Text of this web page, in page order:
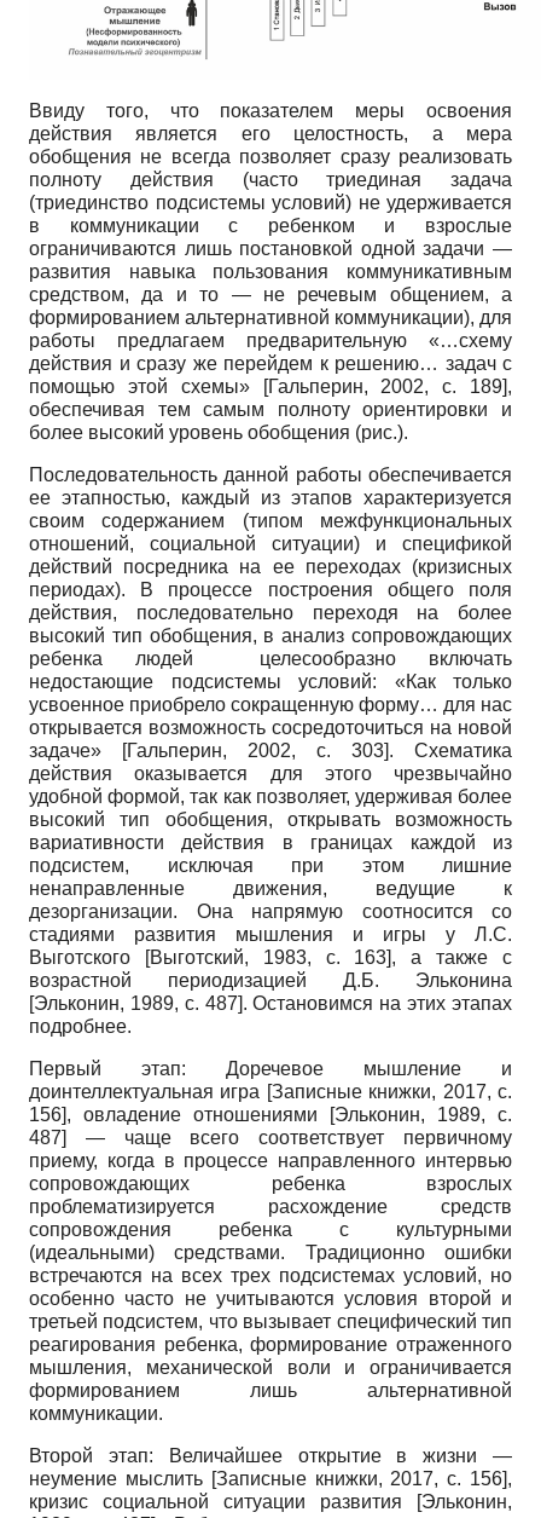
Ввиду того, что показателем меры освоения
действия является его целостность, а мера
обобщения не всегда позволяет сразу реализовать
полноту действия (часто триединая задача
(триединство подсистемы условий) не удерживается
в коммуникации с ребенком и взрослые
ограничиваются лишь постановкой одной задачи —
развития навыка пользования коммуникативным
средством, да и то — не речевым общением, а
формированием альтернативной коммуникации), для
работы предлагаем предварительную «…схему
действия и сразу же перейдем к решению… задач с
помощью этой схемы»
[Гальперин, 2002, с. 189],
обеспечивая тем самым полноту ориентировки и
более высокий уровень обобщения (рис.).
Последовательность данной работы обеспечивается
ее этапностью, каждый из этапов характеризуется
своим содержанием (типом межфункциональных
отношений, социальной ситуации) и спецификой
действий посредника на ее переходах (кризисных
периодах). В процессе построения общего поля
действия, последовательно переходя на более
высокий тип обобщения, в анализ сопровождающих
ребенка людей целесообразно включать
недостающие подсистемы условий: «Как только
усвоенное приобрело сокращенную форму… для нас
открывается возможность сосредоточиться на новой
задаче»
[Гальперин, 2002, с. 303]. Схематика
действия оказывается для этого чрезвычайно
удобной формой, так как позволяет, удерживая более
высокий тип обобщения, открывать возможность
вариативности действия в границах каждой из
подсистем, исключая при этом лишние
ненаправленные движения, ведущие к
дезорганизации. Она напрямую соотносится со
стадиями развития мышления и игры у Л.С.
Выготского
[Выготский, 1983, с. 163], а также с
возрастной периодизацией Д.Б. Эльконина
[Эльконин, 1989, с. 487]. Остановимся на этих этапах
подробнее.
Первый этап: Доречевое мышление и
доинтеллектуальная игра [Записные книжки, 2017, с.
156], овладение отношениями [Эльконин, 1989, с.
487]
— чаще всего соответствует первичному
приему, когда в процессе направленного интервью
сопровождающих ребенка взрослых
проблематизируется расхождение средств
сопровождения ребенка с культурными
(идеальными) средствами. Традиционно ошибки
встречаются на всех трех подсистемах условий, но
особенно часто не учитываются условия второй и
третьей подсистем, что вызывает специфический тип
реагирования ребенка, формирование отраженного
мышления, механической воли и ограничивается
формированием лишь альтернативной
коммуникации.
Второй этап: Величайшее открытие в жизни —
неумение мыслить [Записные книжки, 2017, с. 156],
кризис социальной ситуации развития
[Эльконин,